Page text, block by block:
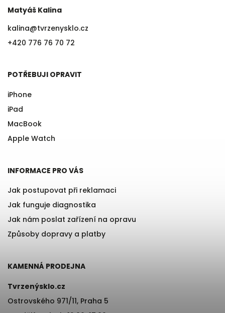
Matyáš Kalina
kalina@tvrzenysklo.cz
+420 776 76 70 72
POTŘEBUJI OPRAVIT
iPhone
iPad
MacBook
Apple Watch
INFORMACE PRO VÁS
Jak postupovat při reklamaci
Jak funguje diagnostika
Jak nám poslat zařízení na opravu
Způsoby dopravy a platby
KAMENNÁ PRODEJNA
Tvrzenýsklo.cz
Ostrovského 971/11, Praha 5